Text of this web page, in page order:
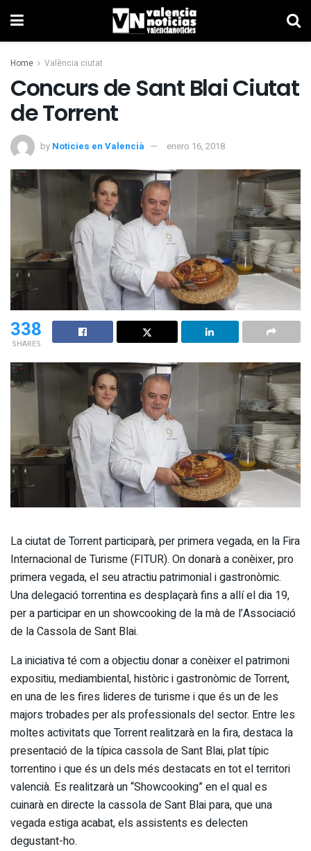
Home València ciutat
Concurs de Sant Blai Ciutat
de Torrent
by Noticies en Valencià enero 16, 2018
338
SHARES
La ciutat de Torrent participarà, per primera vegada, en la Fira
Internacional de Turisme (FITUR). On donarà a conèixer, pro
primera vegada, el seu atractiu patrimonial i gastronòmic.
Una delegació torrentina es desplaçarà fins a allí el dia 19,
per a participar en un showcooking de la mà de l’Associació
de la Cassola de Sant Blai.
La iniciativa té com a objectiu donar a conèixer el patrimoni
expositiu, mediambiental, històric i gastronòmic de Torrent,
en una de les fires lideres de turisme i que és un de les
majors trobades per als professionals del sector. Entre les
moltes activitats que Torrent realitzarà en la fira, destaca la
presentació de la típica cassola de Sant Blai, plat típic
torrentino i que és un dels més destacats en tot el territori
valencià. Es realitzarà un “Showcooking” en el qual es
cuinarà en directe la cassola de Sant Blai para, que una
vegada estiga acabat, els assistents es delecten
degustant-ho.